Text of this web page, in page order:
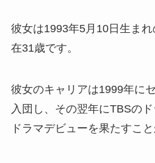
彼女は1993年5月10日生ま
在31歳です。
彼女のキャリアは1999年に
入団し、その翌年にTBSの
ドラマデビューを果たすこ